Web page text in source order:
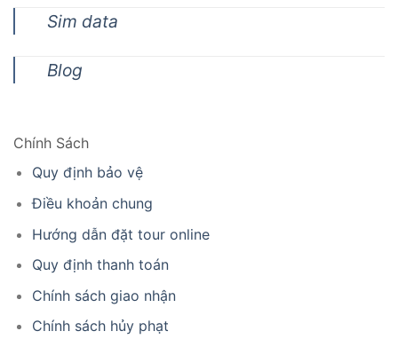
Sim data
Blog
Chính Sách
Quy định bảo vệ
Điều khoản chung
Hướng dẫn đặt tour online
Quy định thanh toán
Chính sách giao nhận
Chính sách hủy phạt